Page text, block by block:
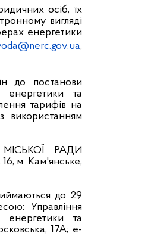
осіб, їх
вигляді
енергетики
,
до постанови
енергетики та
тарифів на
використанням
РАДИ
м. Кам'янське,
до 29
Управління
енергетики та
17А; e-